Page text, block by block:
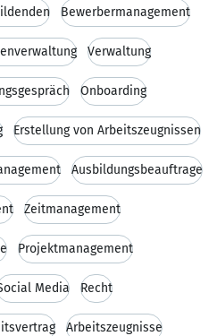
Bewerbermanagement
Verwaltung
Onboarding
Erstellung von Arbeitszeugnissen
Ausbildungsbeauftrage
Zeitmanagement
Projektmanagement
Media Recht
Arbeitszeugnisse